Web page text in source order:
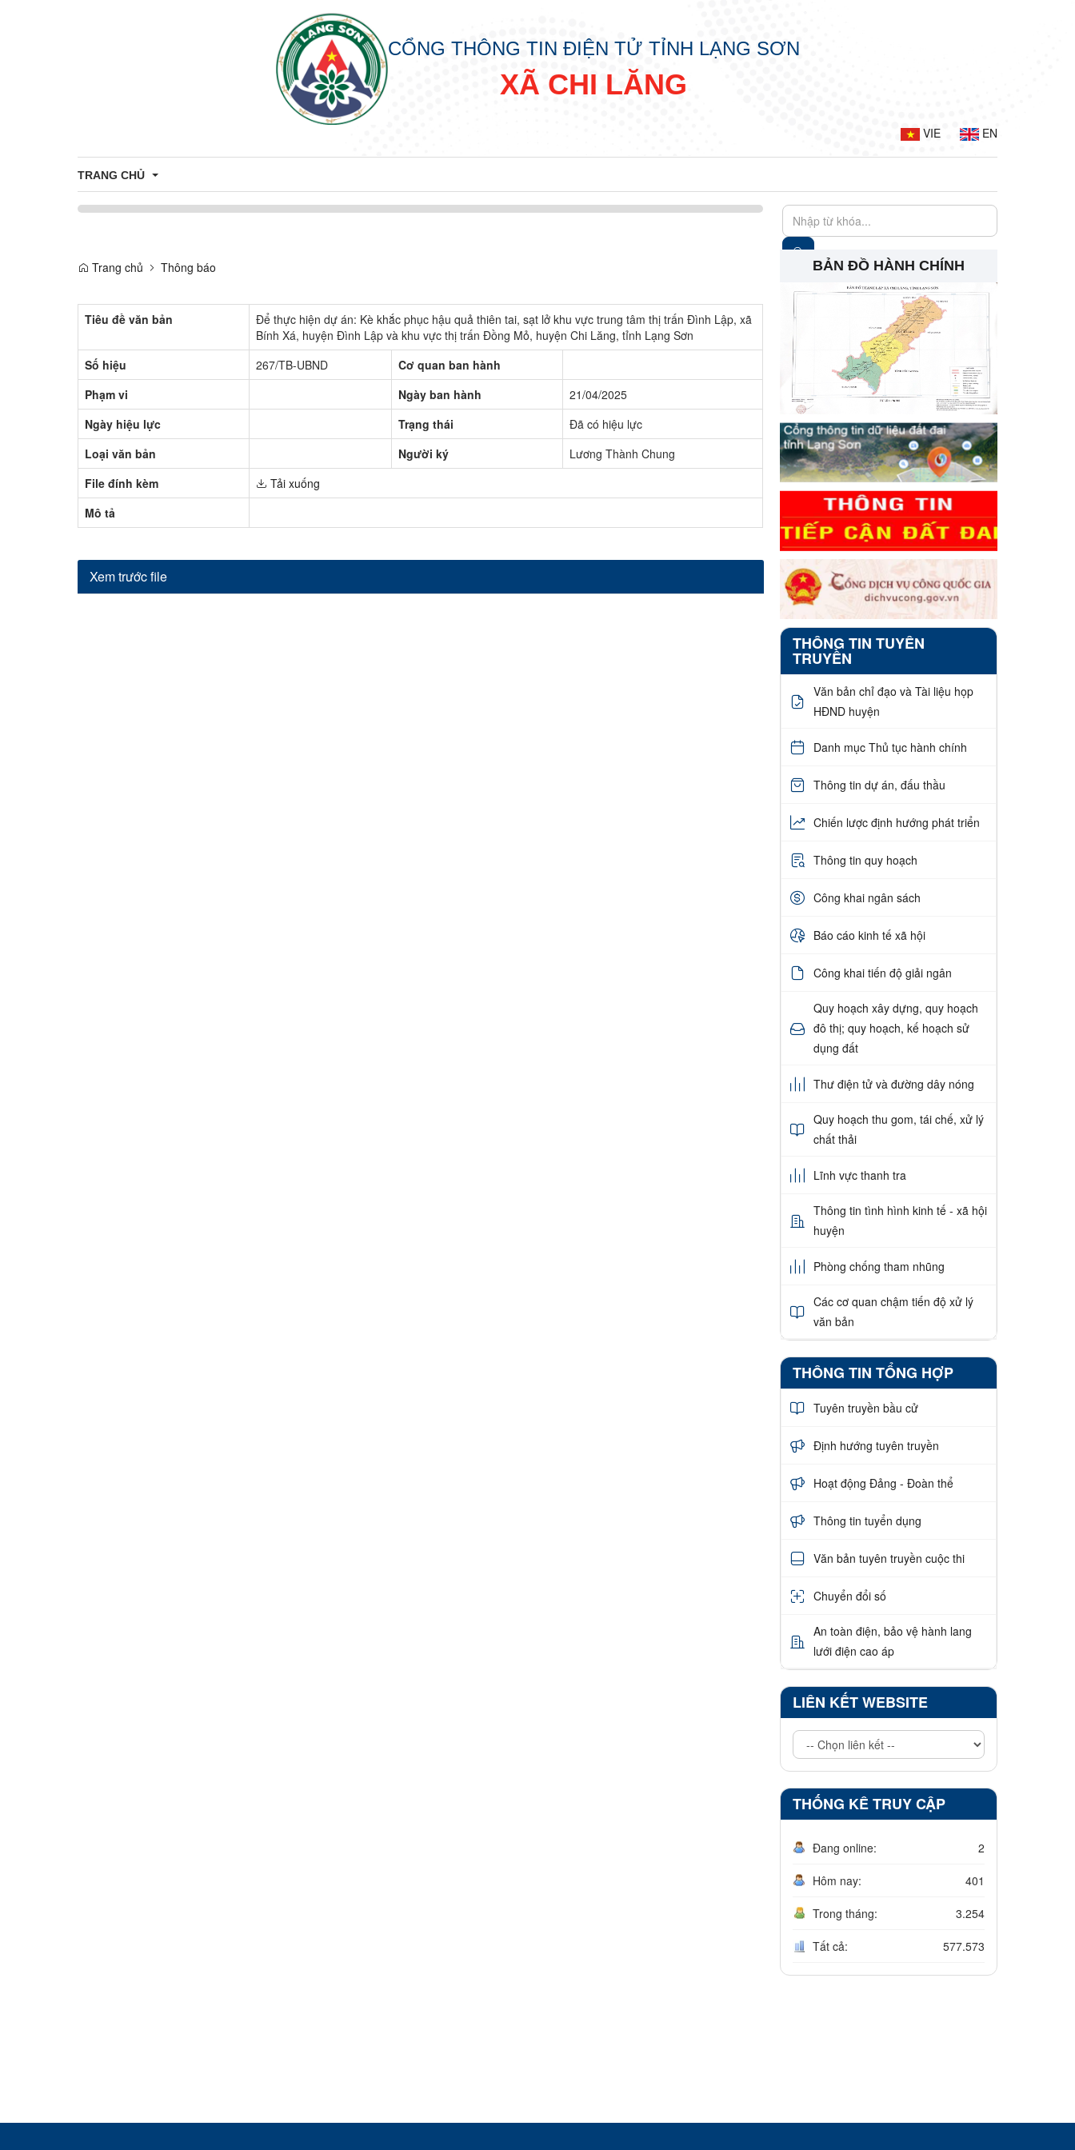
CỔNG THÔNG TIN ĐIỆN TỬ TỈNH LẠNG SƠN
XÃ CHI LĂNG
VIE EN
TRANG CHỦ
Thông tin chung
Trang chủ Thông báo
Tiêu đề văn bản
Để thực hiện dự án: Kè khắc phục hậu quả thiên tai, sạt lở khu vực trung tâm thị trấn Đình Lập, xã
Bính Xá, huyện Đình Lập và khu vực thị trấn Đồng Mỏ, huyện Chi Lăng, tỉnh Lạng Sơn
Số hiệu
267/TB-UBND
Cơ quan ban hành
Phạm vi
Ngày ban hành
21/04/2025
Ngày hiệu lực
Trạng thái
Đã có hiệu lực
Loại văn bản
Người ký
Lương Thành Chung
File đính kèm
Tải xuống
Mô tả
Xem trước file
BẢN ĐỒ HÀNH CHÍNH
THÔNG TIN TUYÊN
TRUYỀN
Văn bản chỉ đạo và Tài liệu họp
HĐND huyện
Danh mục Thủ tục hành chính
Thông tin dự án, đấu thầu
Chiến lược định hướng phát triển
Thông tin quy hoạch
Công khai ngân sách
Báo cáo kinh tế xã hội
Công khai tiến độ giải ngân
Quy hoạch xây dựng, quy hoạch
đô thị; quy hoạch, kế hoạch sử
dụng đất
Thư điện tử và đường dây nóng
Quy hoạch thu gom, tái chế, xử lý
chất thải
Lĩnh vực thanh tra
Thông tin tình hình kinh tế - xã hội
huyện
Phòng chống tham nhũng
Các cơ quan chậm tiến độ xử lý
văn bản
THÔNG TIN TỔNG HỢP
Tuyên truyền bầu cử
Định hướng tuyên truyền
Hoạt động Đảng - Đoàn thể
Thông tin tuyển dụng
Văn bản tuyên truyền cuộc thi
Chuyển đổi số
An toàn điện, bảo vệ hành lang
lưới điện cao áp
LIÊN KẾT WEBSITE
THỐNG KÊ TRUY CẬP
Đang online: 2
Hôm nay: 401
Trong tháng: 3.254
Tất cả: 577.573